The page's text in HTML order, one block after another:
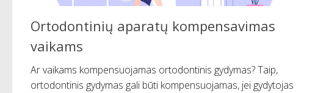
Ortodontinių aparatų kompensavimas
vaikams
Ar vaikams kompensuojamas ortodontinis gydymas? Taip,
ortodontinis gydymas gali būti kompensuojamas, jei gydytojas